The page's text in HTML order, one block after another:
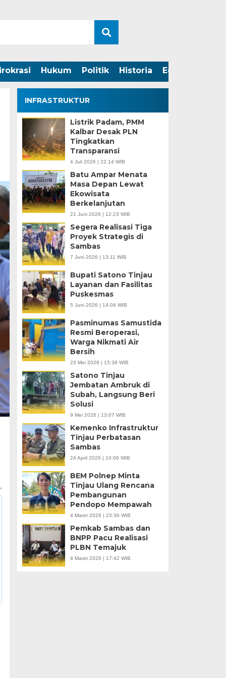
Hukum Politik Historia Edukasi
INFRASTRUKTUR
Listrik Padam, PMM
Kalbar Desak PLN
Tingkatkan
Transparansi
4 Juli 2026 | 22:14 WIB
Batu Ampar Menata
Masa Depan Lewat
Ekowisata
Berkelanjutan
21 Juni 2026 | 12:23 WIB
Segera Realisasi Tiga
Proyek Strategis di
Sambas
7 Juni 2026 | 13:11 WIB
Bupati Satono Tinjau
Layanan dan Fasilitas
Puskesmas
5 Juni 2026 | 14:04 WIB
Pasminumas Samustida
Resmi Beroperasi,
Warga Nikmati Air
Bersih
23 Mei 2026 | 15:39 WIB
Satono Tinjau
Jembatan Ambruk di
Subah, Langsung Beri
Solusi
9 Mei 2026 | 13:07 WIB
Kemenko Infrastruktur
Tinjau Perbatasan
Sambas
24 April 2026 | 10:06 WIB
BEM Polnep Minta
Tinjau Ulang Rencana
Pembangunan
Pendopo Mempawah
4 Maret 2026 | 23:36 WIB
Pemkab Sambas dan
BNPP Pacu Realisasi
PLBN Temajuk
4 Maret 2026 | 17:42 WIB